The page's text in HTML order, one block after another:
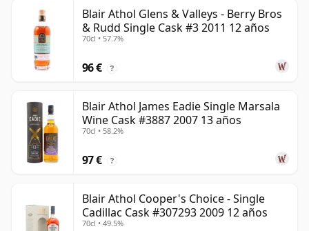
Blair Athol Glens & Valleys - Berry Bros
& Rudd Single Cask #3 2011 12 años
70cl • 57.7%
96 € ?
Blair Athol James Eadie Single Marsala
Wine Cask #3887 2007 13 años
70cl • 58.2%
97 € ?
Blair Athol Cooper's Choice - Single
Cadillac Cask #307293 2009 12 años
70cl • 49.5%